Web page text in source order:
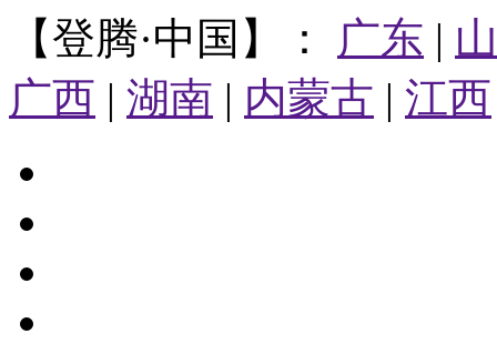
【登腾·中国】： 广东 |
广西 | 湖南 | 内蒙古 | 江西